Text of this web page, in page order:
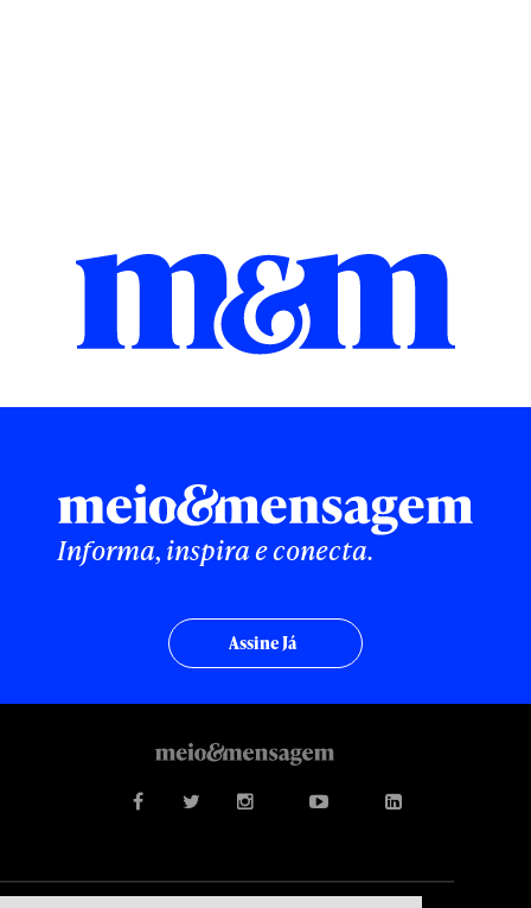
Informa, inspira e conecta.
Assine Já